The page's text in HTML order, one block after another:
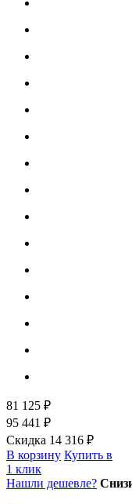
81 125 ₽
95 441 ₽
Скидка 14 316 ₽
В корзину Купить в
1 клик
Нашли дешевле?